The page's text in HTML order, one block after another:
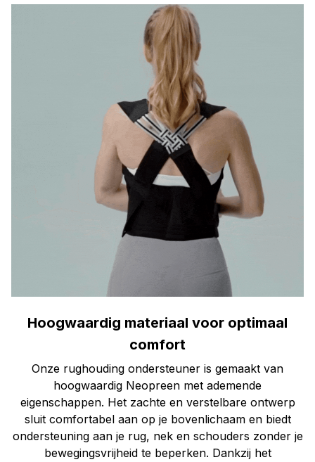
Hoogwaardig materiaal voor optimaal
comfort
Onze rughouding ondersteuner is gemaakt van
hoogwaardig Neopreen met ademende
eigenschappen. Het zachte en verstelbare ontwerp
sluit comfortabel aan op je bovenlichaam en biedt
ondersteuning aan je rug, nek en schouders zonder je
bewegingsvrijheid te beperken. Dankzij het